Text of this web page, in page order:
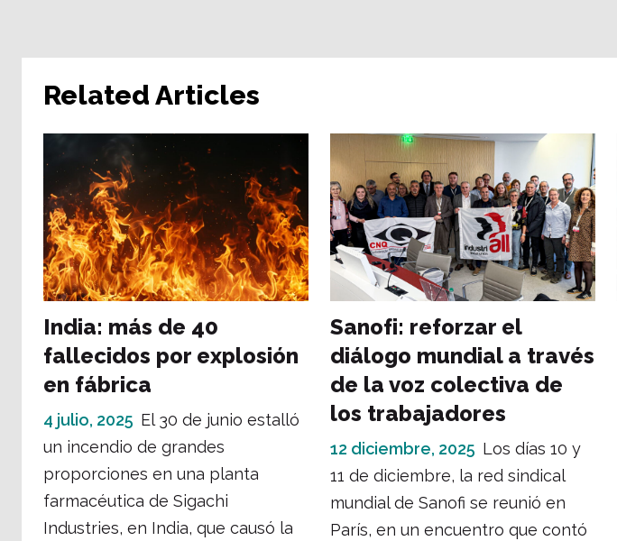
Related Articles
India: más de 40
fallecidos por explosión
en fábrica
4 julio, 2025 El 30 de junio estalló
un incendio de grandes
proporciones en una planta
farmacéutica de Sigachi
Industries, en India, que causó la
Sanofi: reforzar el
diálogo mundial a través
de la voz colectiva de
los trabajadores
12 diciembre, 2025 Los días 10 y
11 de diciembre, la red sindical
mundial de Sanofi se reunió en
París, en un encuentro que contó